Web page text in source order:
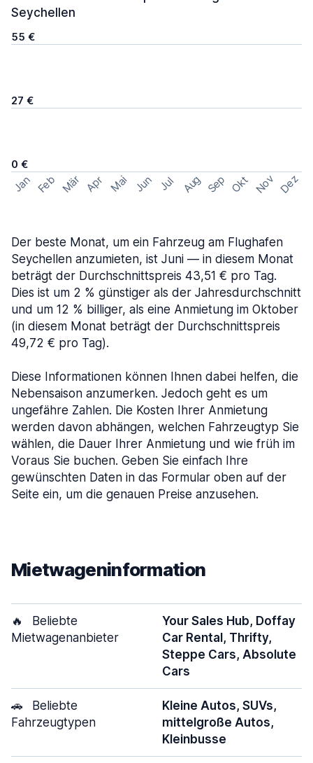
Seychellen
55 €
27 €
0 €
Jan Feb Mär Apr Mai Jun Jul Aug Sep Okt Nov Dez
Der beste Monat, um ein Fahrzeug am Flughafen
Seychellen anzumieten, ist Juni — in diesem Monat
beträgt der Durchschnittspreis 43,51 € pro Tag.
Dies ist um 2 % günstiger als der Jahresdurchschnitt
und um 12 % billiger, als eine Anmietung im Oktober
(in diesem Monat beträgt der Durchschnittspreis
49,72 € pro Tag).
Diese Informationen können Ihnen dabei helfen, die
Nebensaison anzumerken. Jedoch geht es um
ungefähre Zahlen. Die Kosten Ihrer Anmietung
werden davon abhängen, welchen Fahrzeugtyp Sie
wählen, die Dauer Ihrer Anmietung und wie früh im
Voraus Sie buchen. Geben Sie einfach Ihre
gewünschten Daten in das Formular oben auf der
Seite ein, um die genauen Preise anzusehen.
Mietwageninformation
🔥
Beliebte
Mietwagenanbieter
Your Sales Hub, Doffay
Car Rental, Thrifty,
Steppe Cars, Absolute
Cars
🚗
Beliebte
Fahrzeugtypen
Kleine Autos, SUVs,
mittelgroße Autos,
Kleinbusse